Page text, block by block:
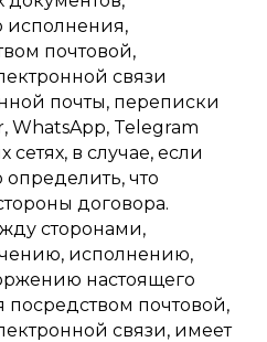
исполнения,
почтовой,
связи
почты, переписки
WhatsApp, Telegram
в случае, если
что
договора.
сторонами,
исполнению,
настоящего
посредством почтовой,
связи, имеет